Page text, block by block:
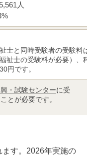
人
士と同時受験者の受験料
祉士の受験料が必要）、
円です。
・試験センターに受
とが必要です。
ます。2026年実施の